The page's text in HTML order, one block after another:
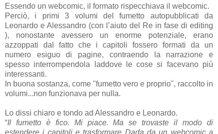
Essendo un webcomic, il formato rispecchiava il webcomic.
Perciò, i primi 3 volumi del fumetto autopubblicati da
Leonardo e Alessandro (con l’aiuto del Re in fase di editing
), nonostante avessero un enorme potenziale, erano
azzoppati dal fatto che i capitoli fossero formati da un
numero esiguo di pagine, contraendo la narrazione e
spesso interrompendola laddove le cose si facevano più
interessanti.
In buona sostanza, come "fumetto vero e proprio", raccolto in
volumi...non funzionava per nulla.
Lo dissi chiaro e tondo ad Alessandro e Leonardo.
“Il fumetto è fico. Mi piace. Ma se trovaste il modo di
estendere i capitoli e trasformare Dada da un webcomic a